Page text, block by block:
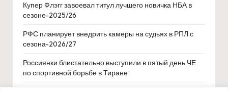
Купер Флэгг завоевал титул лучшего новичка НБА в
сезоне-2025/26
РФС планирует внедрить камеры на судьях в РПЛ с
сезона-2026/27
Россиянки блистательно выступили в пятый день ЧЕ
по спортивной борьбе в Тиране